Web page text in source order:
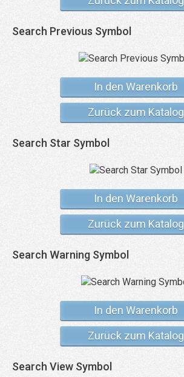
Search Previous Symbol
In den Warenkorb
Zurück zum Katalog
Search Star Symbol
In den Warenkorb
Zurück zum Katalog
Search Warning Symbol
In den Warenkorb
Zurück zum Katalog
Search View Symbol